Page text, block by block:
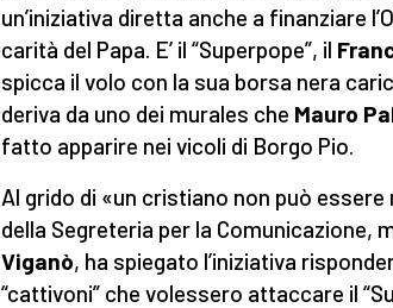
un’iniziativa diretta anche a finanziare
carità del Papa. E’ il “Superpope”, il
spicca il volo con la sua borsa nera
deriva da uno dei murales che Mauro
fatto apparire nei vicoli di Borgo Pio.
Al grido di «un cristiano non può
della Segreteria per la Comunicazione,
Viganò, ha spiegato l’iniziativa
“cattivoni” che volessero attaccare il